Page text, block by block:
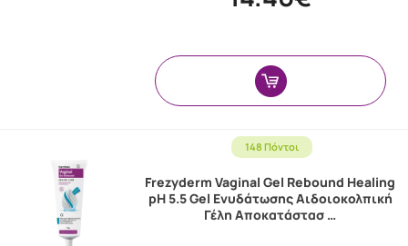
148 Πόντοι
Frezyderm Vaginal Gel Rebound Healing
pH 5.5 Gel Ενυδάτωσης Αιδοιοκολπική
Γέλη Αποκατάστασ …